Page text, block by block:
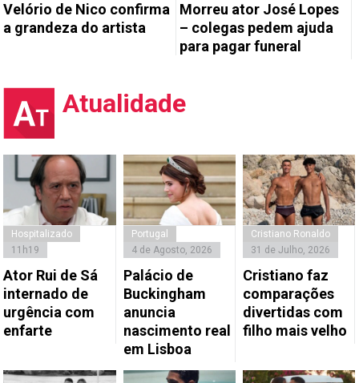
Velório de Nico confirma
a grandeza do artista
Morreu ator José Lopes
– colegas pedem ajuda
para pagar funeral
Atualidade
Hospitalizado
11h19
Ator Rui de Sá
internado de
urgência com
enfarte
Portugal
4 de Agosto, 2026
Palácio de
Buckingham
anuncia
nascimento real
em Lisboa
Cristiano Ronaldo
31 de Julho, 2026
Cristiano faz
comparações
divertidas com
filho mais velho